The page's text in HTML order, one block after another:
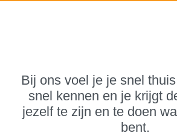
Bij ons voel je je snel
snel kennen en je krijgt
jezelf te zijn en te doen
bent.